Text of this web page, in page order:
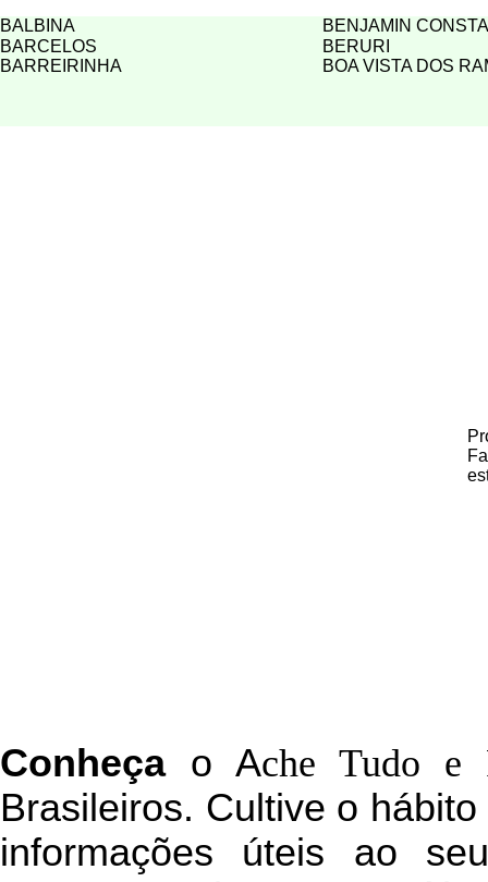
BALBINA
BENJAMIN
BARCELOS
BERURI
BARREIRINHA
BOA VISTA DOS
Conheçao Ache Tudo e
Brasileiros. Cultive o
informações úteis ao